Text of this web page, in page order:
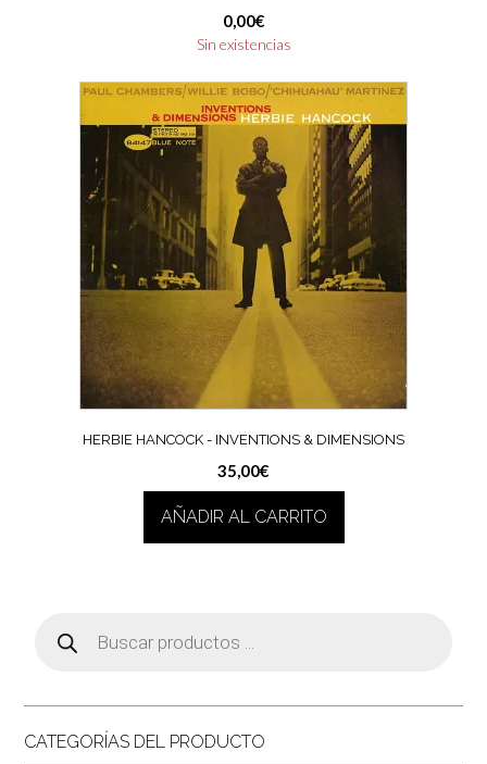
0,00€
Sin existencias
HERBIE HANCOCK ‎- INVENTIONS & DIMENSIONS
35,00€
AÑADIR AL CARRITO
productos
CATEGORÍAS DEL PRODUCTO